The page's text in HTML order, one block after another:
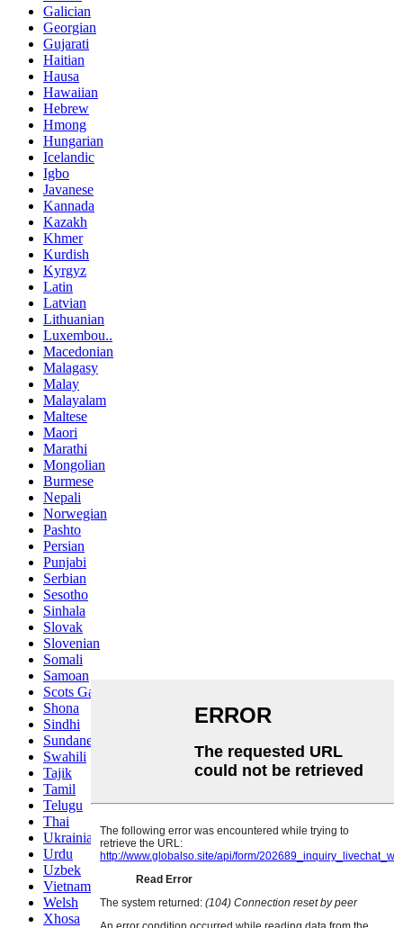
Galician
Georgian
Gujarati
Haitian
Hausa
Hawaiian
Hebrew
Hmong
Hungarian
Icelandic
Igbo
Javanese
Kannada
Kazakh
Khmer
Kurdish
Kyrgyz
Latin
Latvian
Lithuanian
Luxembou..
Macedonian
Malagasy
Malay
Malayalam
Maltese
Maori
Marathi
Mongolian
Burmese
Nepali
Norwegian
Pashto
Persian
Punjabi
Serbian
Sesotho
Sinhala
Slovak
Slovenian
Somali
Samoan
Scots Gaelic
Shona
Sindhi
Sundanese
Swahili
Tajik
Tamil
Telugu
Thai
Ukrainian
Urdu
Uzbek
Vietnamese
Welsh
Xhosa